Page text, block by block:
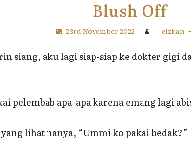
Blush Off
23rd November 2022 —cizkah
siang, aku lagi siap-siap ke dokter gigi
pelembab apa-apa karena emang lagi
lihat nanya, “Ummi ko pakai bedak?”